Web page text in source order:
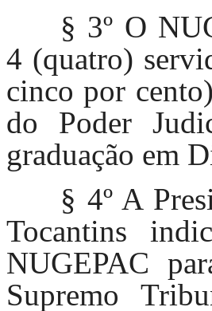
§ 3º O
4 (quatro)
cinco por
do Poder
graduação em
§ 4º A
Tocantins
NUGEPAC
Supremo